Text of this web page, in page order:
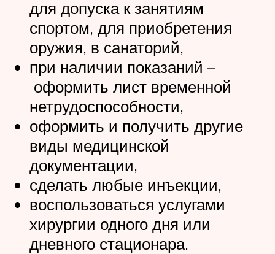
для допуска к занятиям
спортом, для приобретения
оружия, в санаторий,
при наличии показаний –
оформить лист временной
нетрудоспособности,
оформить и получить другие
виды медицинской
документации,
сделать любые инъекции,
воспользоваться услугами
хирургии одного дня или
дневного стационара.